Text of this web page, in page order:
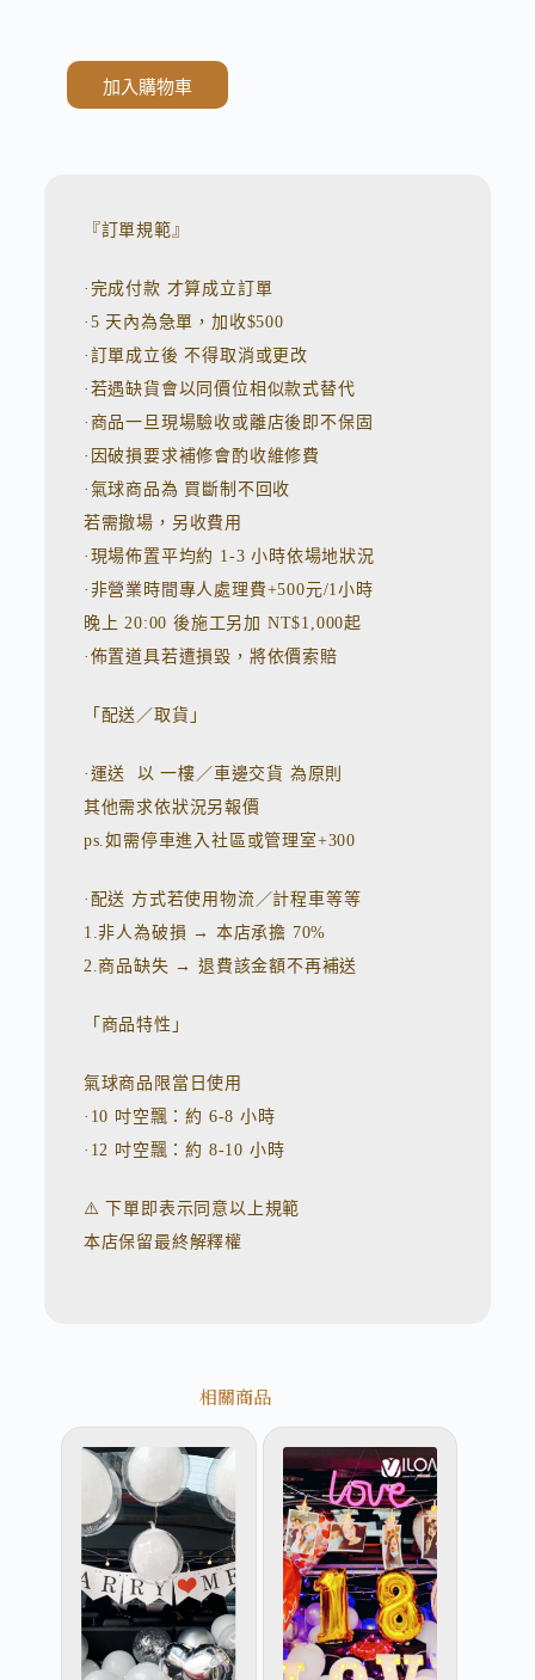
加入購物車
『訂單規範』
·完成付款 才算成立訂單
·5 天內為急單，加收$500
·訂單成立後 不得取消或更改
·若遇缺貨會以同價位相似款式替代
·商品一旦現場驗收或離店後即不保固
·因破損要求補修會酌收維修費
·氣球商品為 買斷制不回收
若需撤場，另收費用
·現場佈置平均約 1-3 小時依場地狀況
·非營業時間專人處理費+500元/1小時
晚上 20:00 後施工另加 NT$1,000起
·佈置道具若遭損毀，將依價索賠
「配送／取貨」
·運送 以 一樓／車邊交貨 為原則
其他需求依狀況另報價
ps.如需停車進入社區或管理室+300
·配送 方式若使用物流／計程車等等
1.非人為破損 → 本店承擔 70%
2.商品缺失 → 退費該金額不再補送
「商品特性」
氣球商品限當日使用
·10 吋空飄：約 6-8 小時
·12 吋空飄：約 8-10 小時
⚠️ 下單即表示同意以上規範
本店保留最終解釋權
相關商品